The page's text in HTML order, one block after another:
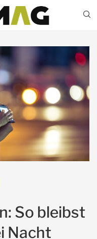
So bleibst
Nacht